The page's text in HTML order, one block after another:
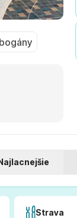
PopradStrava